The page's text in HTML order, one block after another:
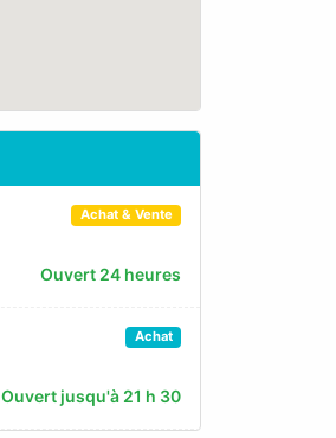
Achat & Vente
Ouvert 24 heures
Achat
Ouvert jusqu'à 21 h 30